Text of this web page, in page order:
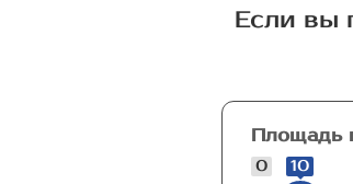
Если вы
Площадь
0 10